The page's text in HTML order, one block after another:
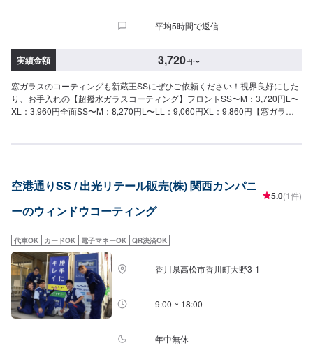
平均5時間で返信
実績金額 3,720円〜
窓ガラスのコーティングも新蔵王SSにぜひご依頼ください！視界良好にした
り、お手入れの【超撥水ガラスコーティング】フロントSS〜M：3,720円L〜
XL：3,960円全面SS〜M：8,270円L〜LL：9,060円XL：9,860円【窓ガラス
円XL：6,570円
空港通りSS / 出光リテール販売(株) 関西カンパニ
ーのウィンドウコーティング
5.0(1件)
代車OK カードOK 電子マネーOK QR決済OK
香川県高松市香川町大野3-1
9:00 ~ 18:00
年中無休